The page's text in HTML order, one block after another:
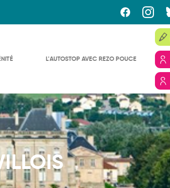
L'AUTOSTOP AVEC REZO POUCE